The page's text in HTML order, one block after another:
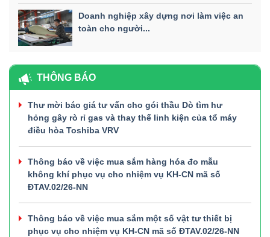
Doanh nghiệp xây dựng nơi làm việc an
toàn cho người...
THÔNG BÁO
Thư mời báo giá tư vấn cho gói thầu Dò tìm hư
hỏng gây rò rỉ gas và thay thế linh kiện của tổ máy
điều hòa Toshiba VRV
Thông báo về việc mua sắm hàng hóa đo mẫu
không khí phục vụ cho nhiệm vụ KH-CN mã số
ĐTAV.02/26-NN
Thông báo về việc mua sắm một số vật tư thiết bị
phục vụ cho nhiệm vụ KH-CN mã số ĐTAV.02/26-NN